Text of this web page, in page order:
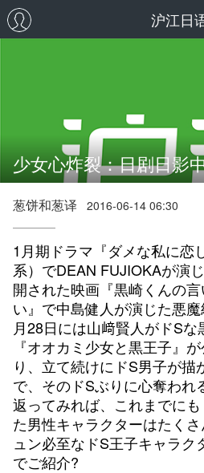
沪江日
少女心炸裂：日剧日影
葱饼和葱译 2016-06-14 06:30
1月期ドラマ『ダメな私に恋
系）でDEAN FUJIOKAが演
開された映画『黒崎くんの
い』で中島健人が演じた悪
月28日には山﨑賢人がドS
『オオカミ少女と黒王子』
り、立て続けにドS男子が描
で、そのドSぶりに心奪われ
返ってみれば、これまでに
た男性キャラクターはたく
ュン必至なドS王子キャラ
でご紹介?